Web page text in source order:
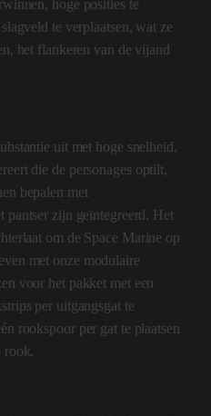
hoge posities te
te verplaatsen, wat ze
het flankeren van de vijand
uit met hoge snelheid,
die de personages optilt,
bepalen met
pantser zijn geïntegreerd. Het
om de Space Marine op
met onze modulaire
voor het pakket met een
per uitgangsgat te
rookspoor per gat te plaatsen
rook.